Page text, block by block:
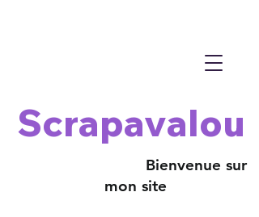
Scrapavalou
Bienvenue sur
mon site